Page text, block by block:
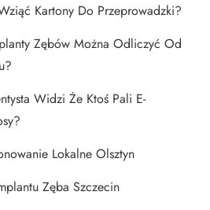
Kartony Do Przeprowadzki?
Zębów Można Odliczyć Od
Widzi Że Ktoś Pali E-
Lokalne Olsztyn
Zęba Szczecin